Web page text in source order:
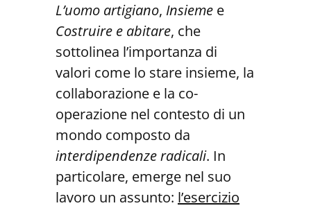
L’uomo artigiano, Insieme e
Costruire e abitare, che
sottolinea l’importanza di
valori come lo stare insieme, la
collaborazione e la co-
operazione nel contesto di un
mondo composto da
interdipendenze radicali. In
particolare, emerge nel suo
lavoro un assunto: l’esercizio